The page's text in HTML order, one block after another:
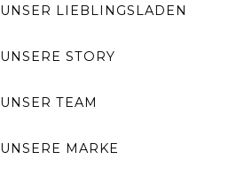
UNSER LIEBLINGSLADEN
UNSERE STORY
UNSER TEAM
UNSERE MARKE